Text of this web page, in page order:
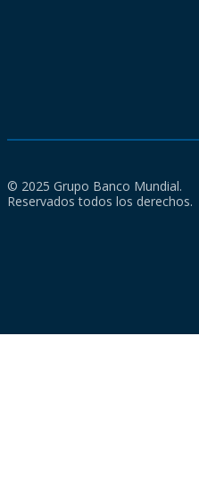
© 2025 Grupo Banco Mundial.
Reservados todos los derechos.